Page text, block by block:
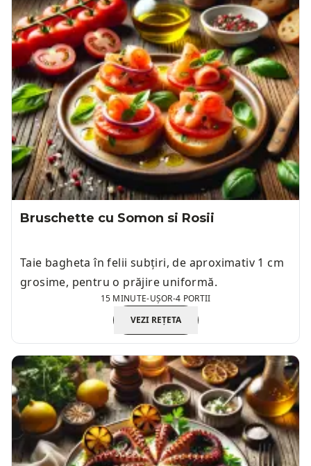
Bruschette cu Somon si Rosii
Taie bagheta în felii subțiri, de aproximativ 1 cm
grosime, pentru o prăjire uniformă.
15 MINUTE-UȘOR-4 PORTII
VEZI REȚETA